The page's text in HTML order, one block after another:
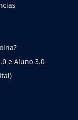
e Aluno 3.0